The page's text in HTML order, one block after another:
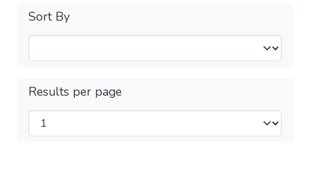
Sort By
Results per page